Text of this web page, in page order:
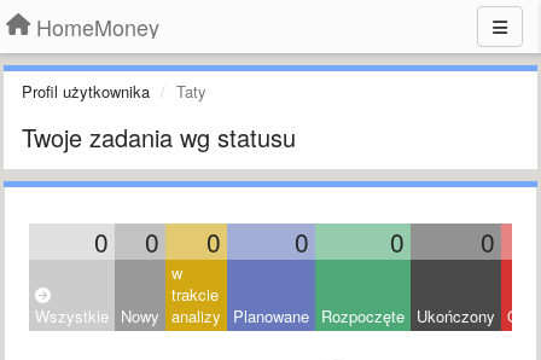
HomeMoney
Profil użytkownika Taty
Twoje zadania wg statusu
0 0 0 0 0 0
Wszystkie Nowy
w
trakcie
analizy
Planowane Rozpoczęte Ukończony